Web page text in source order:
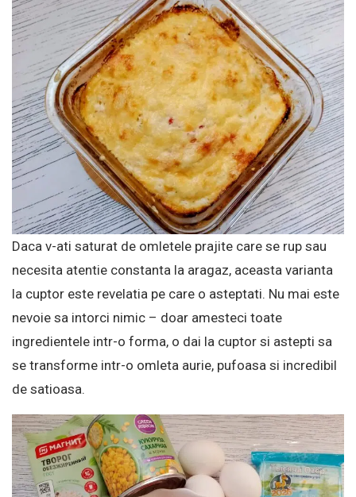
Daca v-ati saturat de omletele prajite care se rup sau
necesita atentie constanta la aragaz, aceasta varianta
la cuptor este revelatia pe care o asteptati. Nu mai este
nevoie sa intorci nimic – doar amesteci toate
ingredientele intr-o forma, o dai la cuptor si astepti sa
se transforme intr-o omleta aurie, pufoasa si incredibil
de satioasa.